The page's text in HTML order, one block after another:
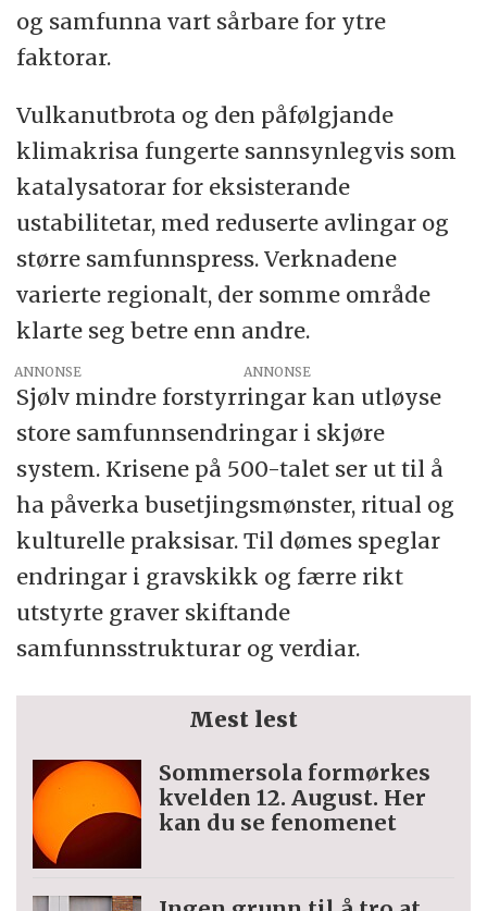
og samfunna vart sårbare for ytre
faktorar.
Vulkanutbrota og den påfølgjande
klimakrisa fungerte sannsynlegvis som
katalysatorar for eksisterande
ustabilitetar, med reduserte avlingar og
større samfunnspress. Verknadene
varierte regionalt, der somme område
klarte seg betre enn andre.
ANNONSE
Sjølv mindre forstyrringar kan utløyse
store samfunnsendringar i skjøre
system. Krisene på 500-talet ser ut til å
ha påverka busetjingsmønster, ritual og
kulturelle praksisar. Til dømes speglar
endringar i gravskikk og færre rikt
utstyrte graver skiftande
samfunnsstrukturar og verdiar.
Mest lest
Sommersola formørkes
kvelden 12. August. Her
kan du se fenomenet